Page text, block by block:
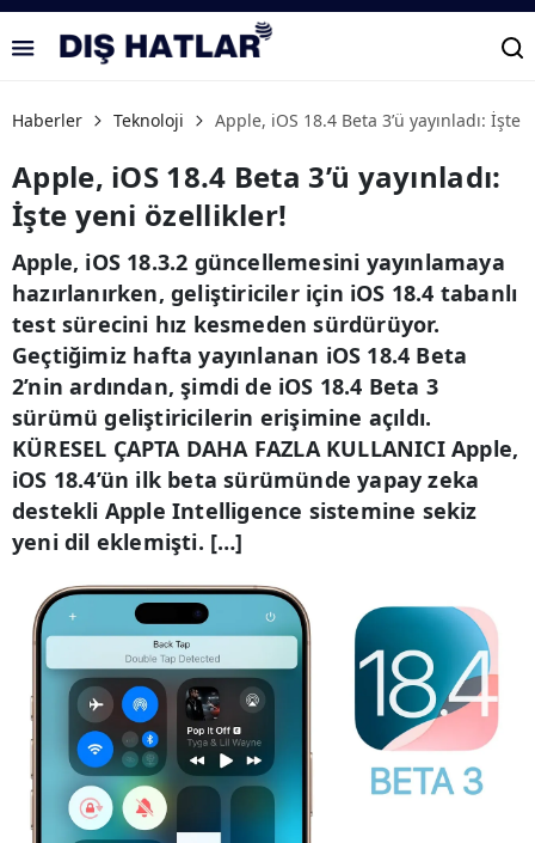
Haberler Teknoloji Apple, iOS 18.4 Beta 3’ü yayınladı: İşte
Apple, iOS 18.4 Beta 3’ü yayınladı:
İşte yeni özellikler!
Apple, iOS 18.3.2 güncellemesini yayınlamaya
hazırlanırken, geliştiriciler için iOS 18.4 tabanlı
test sürecini hız kesmeden sürdürüyor.
Geçtiğimiz hafta yayınlanan iOS 18.4 Beta
2’nin ardından, şimdi de iOS 18.4 Beta 3
sürümü geliştiricilerin erişimine açıldı.
KÜRESEL ÇAPTA DAHA FAZLA KULLANICI Apple,
iOS 18.4’ün ilk beta sürümünde yapay zeka
destekli Apple Intelligence sistemine sekiz
yeni dil eklemişti. […]